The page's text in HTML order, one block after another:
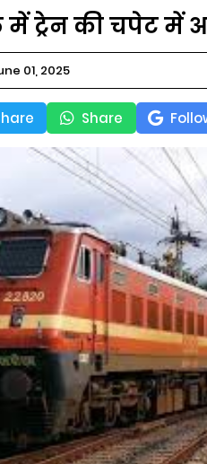
में ट्रेन की चपेट
01, 2025
Share